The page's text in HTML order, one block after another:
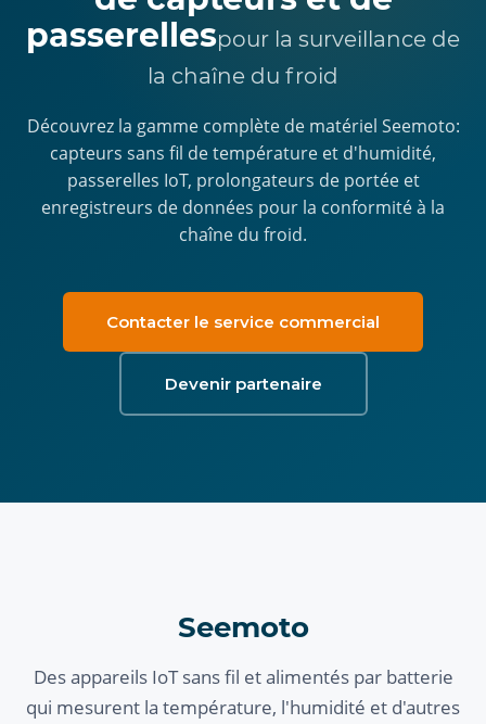
passerellespour la surveillance de
la chaîne du froid
Découvrez la gamme complète de matériel Seemoto:
capteurs sans fil de température et d'humidité,
passerelles IoT, prolongateurs de portée et
enregistreurs de données pour la conformité à la
chaîne du froid.
Contacter le service commercial
Devenir partenaire
Seemoto
Des appareils IoT sans fil et alimentés par batterie
qui mesurent la température, l'humidité et d'autres